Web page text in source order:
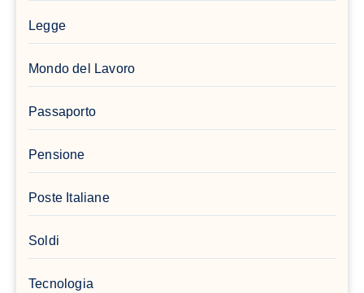
Legge
Mondo del Lavoro
Passaporto
Pensione
Poste Italiane
Soldi
Tecnologia